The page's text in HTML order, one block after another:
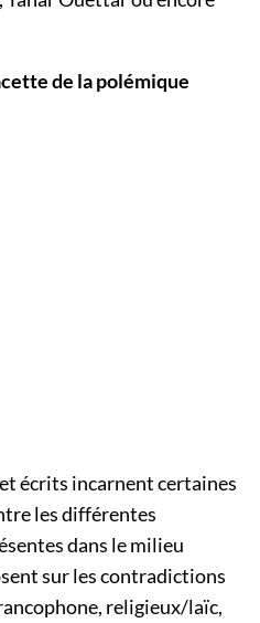
de la polémique
écrits incarnent certaines
les différentes
dans le milieu
sur les contradictions
religieux/laïc,